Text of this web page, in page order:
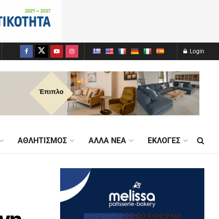
Login
ΑΘΛΗΤΙΣΜΌΣ ΆΛΛΑ ΝΈΑ ΕΚΛΟΓΈΣ